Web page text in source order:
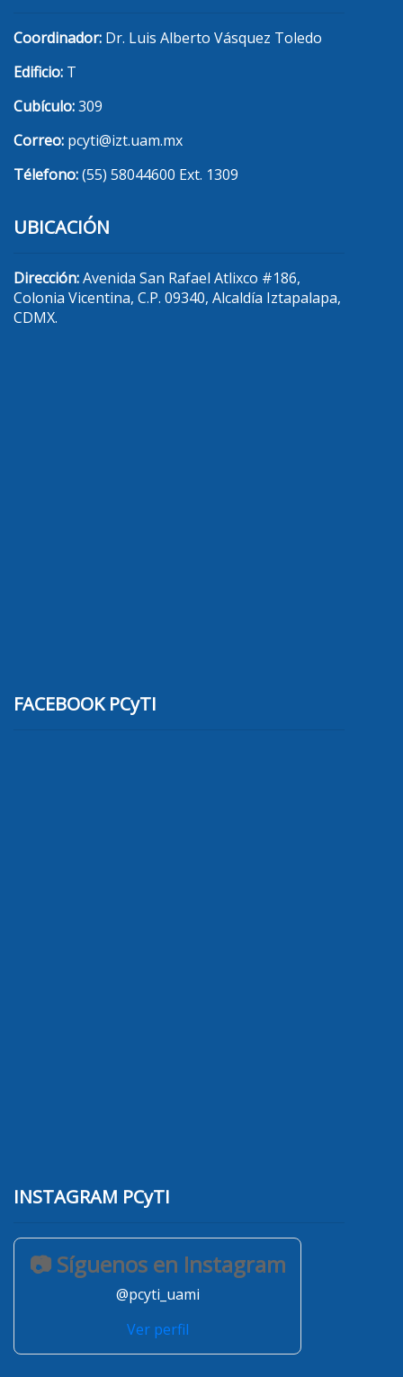
Coordinador: Dr. Luis Alberto Vásquez Toledo
Edificio: T
Cubículo:309
Correo: pcyti@izt.uam.mx
Télefono:(55) 58044600 Ext. 1309
UBICACIÓN
Dirección:Avenida San Rafael Atlixco #186,
Colonia Vicentina, C.P. 09340, Alcaldía Iztapalapa,
CDMX.
FACEBOOK PCyTI
INSTAGRAM PCyTI
📷 Síguenos en Instagram
@pcyti_uami
Ver perfil